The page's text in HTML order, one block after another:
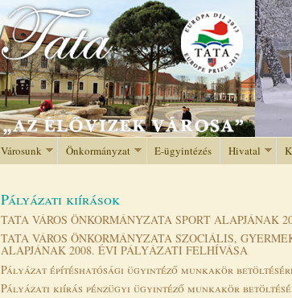
Városunk Önkormányzat E-ügyintézés Hivatal
Pályázati kiírások
TATA VÁROS ÖNKORMÁNYZATA SPORT ALAPJÁNAK
TATA VÁROS ÖNKORMÁNYZATA SZOCIÁLIS,
ALAPJÁNAK 2008. ÉVI PÁLYÁZATI FELHÍVÁSA
Pályázat építéshatósági ügyintéző munkakör
Pályázati kiírás pénzügyi ügyintéző munkakör